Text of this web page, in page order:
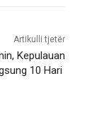
Artikulli tjetër
Kepulauan
10 Hari